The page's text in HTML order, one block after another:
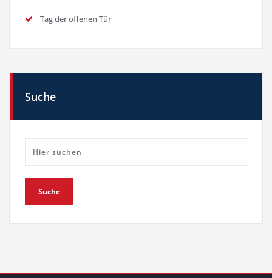
Tag der offenen Tür
Suche